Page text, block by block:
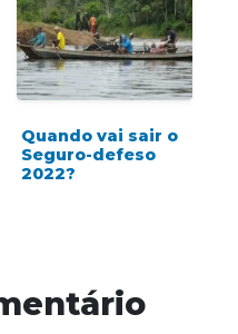
Quando vai sair o
Seguro-defeso
2022?